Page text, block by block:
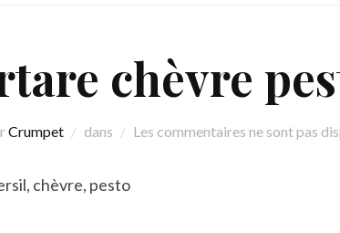
chèvre
Crumpet dans Les commentaires ne sont pas
chèvre, pesto